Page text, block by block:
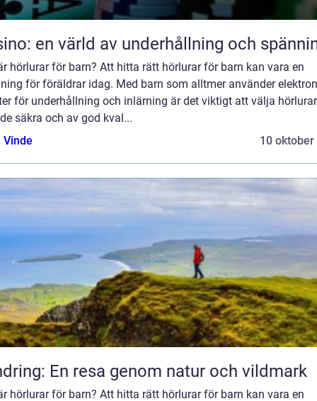
en värld av underhållning och
hörlurar för barn? Att hitta rätt hörlurar för barn kan vara en
för föräldrar idag. Med barn som alltmer använder
för underhållning och inlärning är det viktigt att välja
säkra och av god kval...
Vinde
10 oktober
En resa genom natur och vildmark
hörlurar för barn? Att hitta rätt hörlurar för barn kan vara en